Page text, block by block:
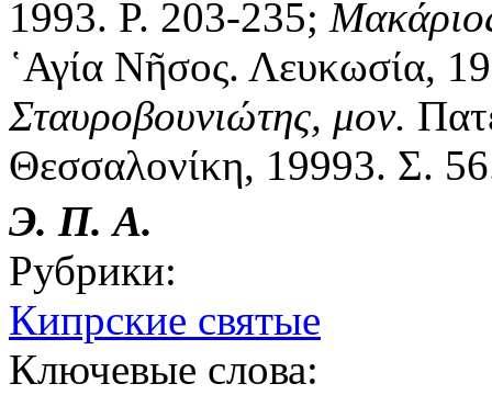
1993. P. 203-235;
῾Αγία Νῆσος. Λευκωσία,
Σταυροβουνιώτης, μον.
Θεσσαλονίκη, 19993. Σ.
Э. П. А.
Рубрики:
Кипрские святые
Ключевые слова: